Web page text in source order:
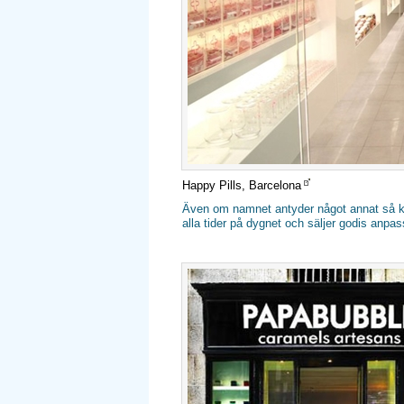
Happy Pills, Barcelona
Även om namnet antyder något annat så
alla tider på dygnet och säljer godis